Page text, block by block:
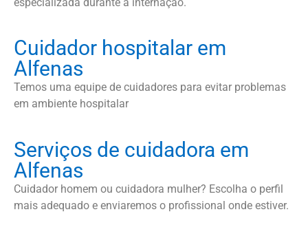
Cuidador hospitalar em
Alfenas
Temos uma equipe de cuidadores para evitar problemas
em ambiente hospitalar
Serviços de cuidadora em
Alfenas
Cuidador homem ou cuidadora mulher? Escolha o perfil
mais adequado e enviaremos o profissional onde estiver.